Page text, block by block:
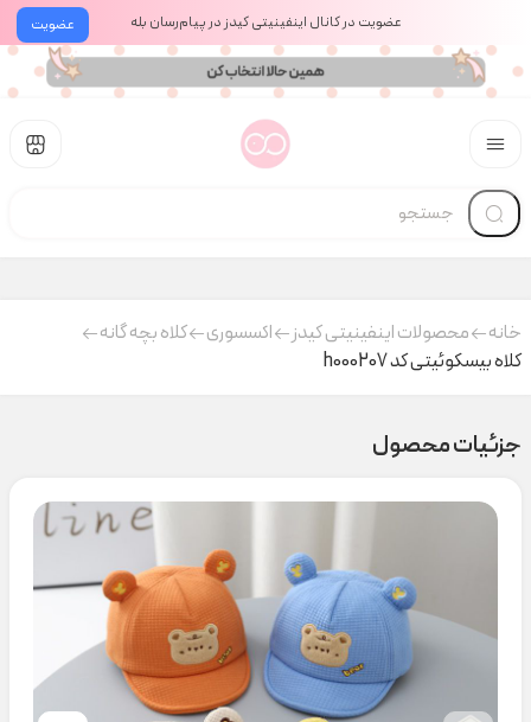
عضویت عضویت در کانال اینفینیتی کیدز در پیام‌رسان بله
خانه محصولات اینفینیتی کیدز اکسسوری
کلاه بچه گانه
کلاه بیسکوئیتی کد h000207
جزئیات محصول